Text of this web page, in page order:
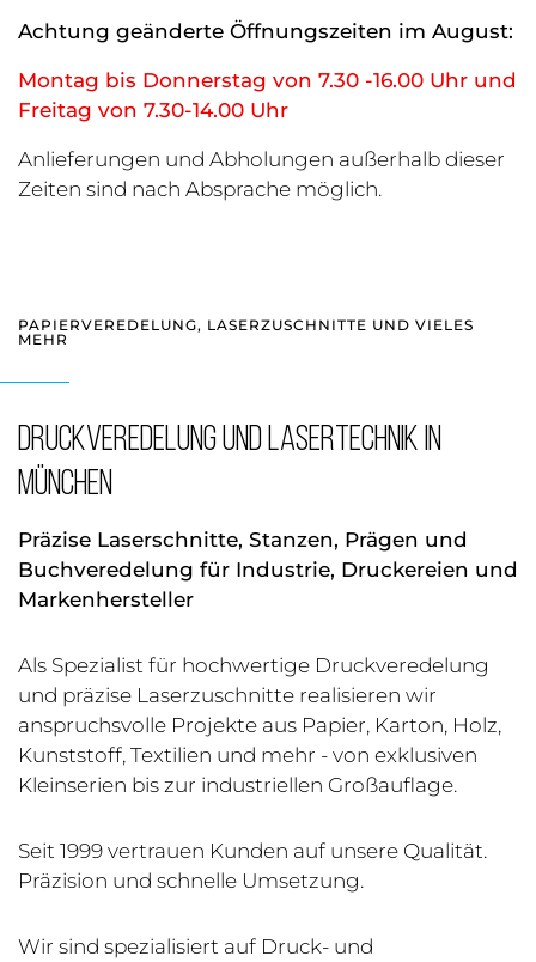
Achtung geänderte Öffnungszeiten im August:
Montag bis Donnerstag von 7.30 -16.00 Uhr und
Freitag von 7.30-14.00 Uhr
Anlieferungen und Abholungen außerhalb dieser
Zeiten sind nach Absprache möglich.
PAPIERVEREDELUNG, LASERZUSCHNITTE UND VIELES
MEHR
DRUCKVEREDELUNG und Lasertechnik in
München
Präzise Laserschnitte, Stanzen, Prägen und
Buchveredelung für Industrie, Druckereien und
Markenhersteller
Als Spezialist für hochwertige Druckveredelung
und präzise Laserzuschnitte realisieren wir
anspruchsvolle Projekte aus Papier, Karton, Holz,
Kunststoff, Textilien und mehr - von exklusiven
Kleinserien bis zur industriellen Großauflage.
Seit 1999 vertrauen Kunden auf unsere Qualität.
Präzision und schnelle Umsetzung.
Wir sind spezialisiert auf Druck- und